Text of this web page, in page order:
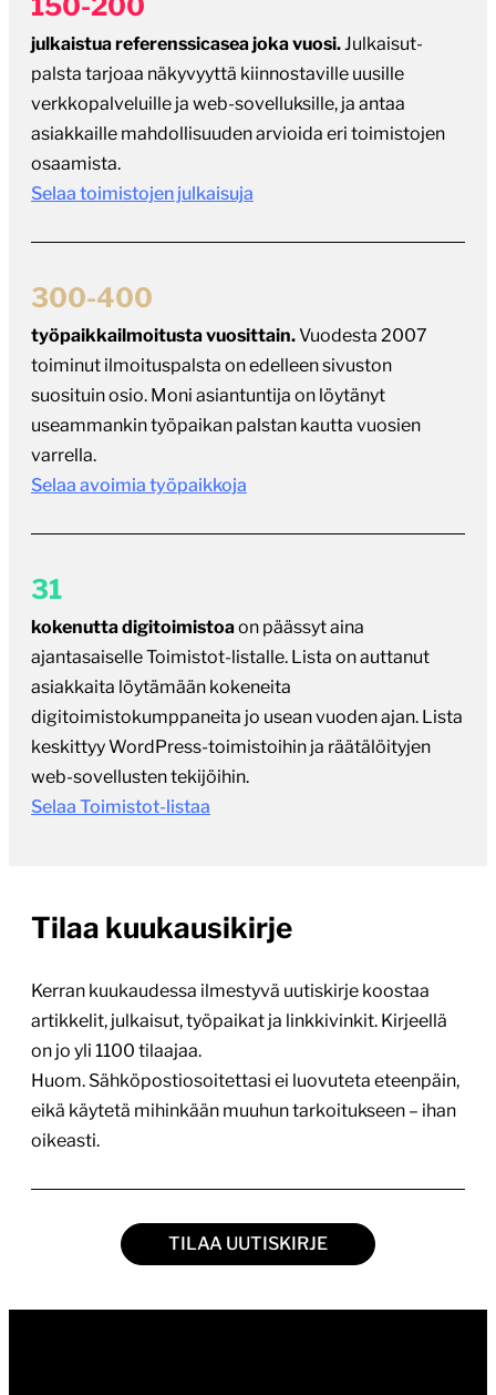
julkaistua referenssicasea joka vuosi.Julkaisut-
palsta tarjoaa näkyvyyttä kiinnostaville uusille
verkkopalveluille ja web-sovelluksille, ja antaa
asiakkaille mahdollisuuden arvioida eri toimistojen
osaamista.
Selaa toimistojen julkaisuja
300-400
työpaikkailmoitusta vuosittain.Vuodesta 2007
toiminut ilmoituspalsta on edelleen sivuston
suosituin osio. Moni asiantuntija on löytänyt
useammankin työpaikan palstan kautta vuosien
varrella.
Selaa avoimia työpaikkoja
31
kokenutta digitoimistoaon päässyt aina
ajantasaiselle Toimistot-listalle. Lista on auttanut
asiakkaita löytämään kokeneita
digitoimistokumppaneita jo usean vuoden ajan. Lista
keskittyy WordPress-toimistoihin ja räätälöityjen
web-sovellusten tekijöihin.
Selaa Toimistot-listaa
Tilaa kuukausikirje
Kerran kuukaudessa ilmestyvä uutiskirje koostaa
artikkelit, julkaisut, työpaikat ja linkkivinkit. Kirjeellä
on jo yli 1100 tilaajaa.
Huom. Sähköpostiosoitettasi ei luovuteta eteenpäin,
eikä käytetä mihinkään muuhun tarkoitukseen – ihan
oikeasti.
TILAA UUTISKIRJE